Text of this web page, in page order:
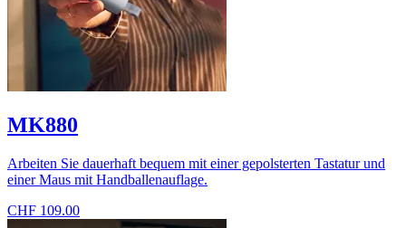
MK880
Arbeiten Sie dauerhaft bequem mit einer gepolsterten Tastatur und
einer Maus mit Handballenauflage.
CHF 109.00